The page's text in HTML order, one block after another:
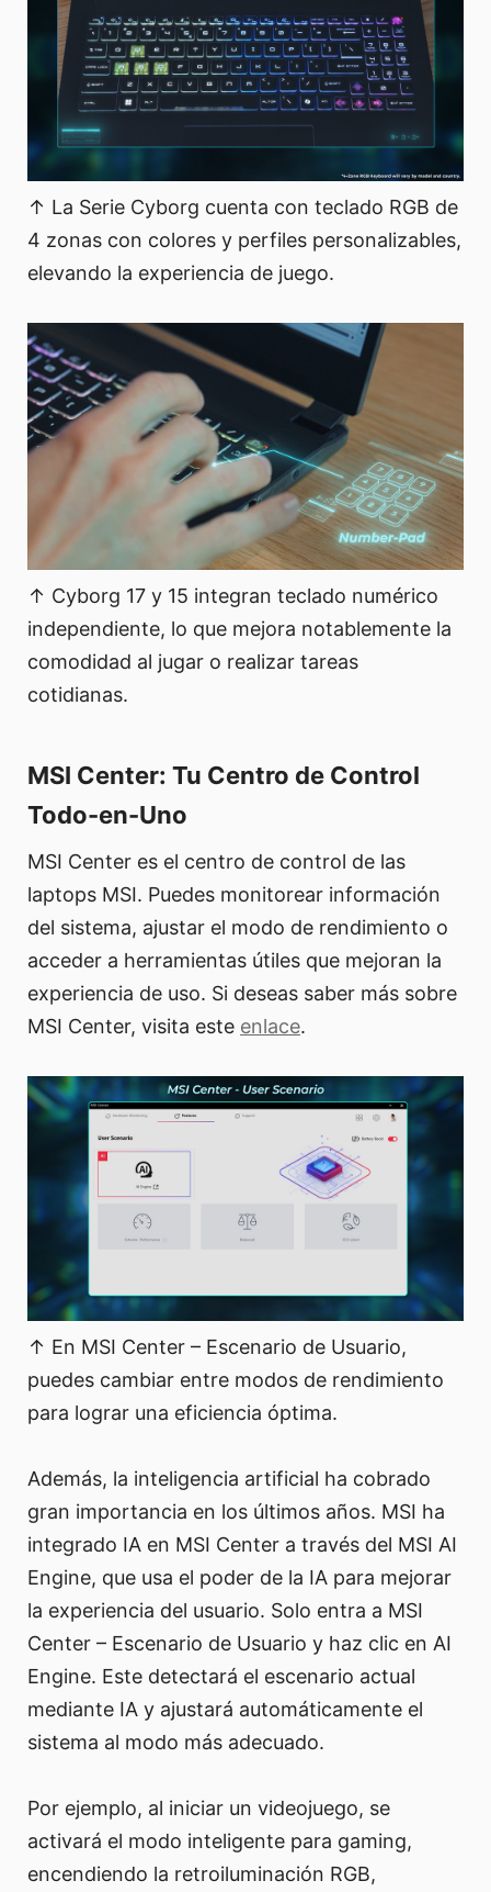
↑ La Serie Cyborg cuenta con teclado RGB de
4 zonas con colores y perfiles personalizables,
elevando la experiencia de juego.
↑ Cyborg 17 y 15 integran teclado numérico
independiente, lo que mejora notablemente la
comodidad al jugar o realizar tareas
cotidianas.
MSI Center: Tu Centro de Control
Todo-en-Uno
MSI Center es el centro de control de las
laptops MSI. Puedes monitorear información
del sistema, ajustar el modo de rendimiento o
acceder a herramientas útiles que mejoran la
experiencia de uso. Si deseas saber más sobre
MSI Center, visita este enlace.
↑ En MSI Center – Escenario de Usuario,
puedes cambiar entre modos de rendimiento
para lograr una eficiencia óptima.
Además, la inteligencia artificial ha cobrado
gran importancia en los últimos años. MSI ha
integrado IA en MSI Center a través del MSI AI
Engine, que usa el poder de la IA para mejorar
la experiencia del usuario. Solo entra a MSI
Center – Escenario de Usuario y haz clic en AI
Engine. Este detectará el escenario actual
mediante IA y ajustará automáticamente el
sistema al modo más adecuado.
Por ejemplo, al iniciar un videojuego, se
activará el modo inteligente para gaming,
encendiendo la retroiluminación RGB,